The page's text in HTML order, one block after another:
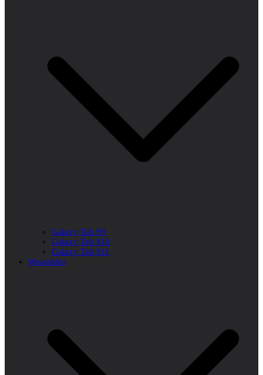
Galaxy Tab S9
Galaxy Tab S10
Galaxy Tab S11
Wearables